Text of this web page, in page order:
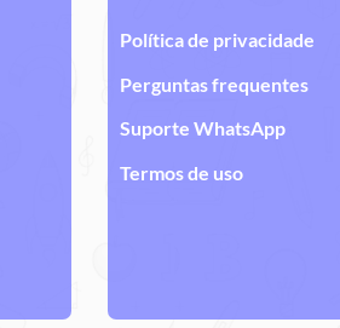
Política de privacidade
Perguntas frequentes
Suporte WhatsApp
Termos de uso